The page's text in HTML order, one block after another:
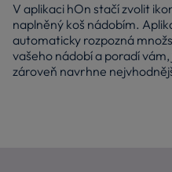
V aplikaci hOn stačí zvolit
naplněný koš nádobím.
automaticky rozpozná
vašeho nádobí a poradí
zároveň navrhne